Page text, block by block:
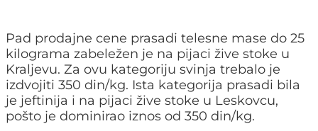
Pad prodajne cene prasadi telesne mase do 25
kilograma zabeležen je na pijaci žive stoke u
Kraljevu. Za ovu kategoriju svinja trebalo je
izdvojiti 350 din/kg. Ista kategorija prasadi bila
je jeftinija i na pijaci žive stoke u Leskovcu,
pošto je dominirao iznos od 350 din/kg.